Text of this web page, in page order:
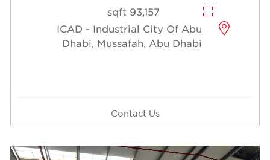
93,157 sqft
ICAD - Industrial City Of Abu
Dhabi, Mussafah, Abu Dhabi
Contact Us